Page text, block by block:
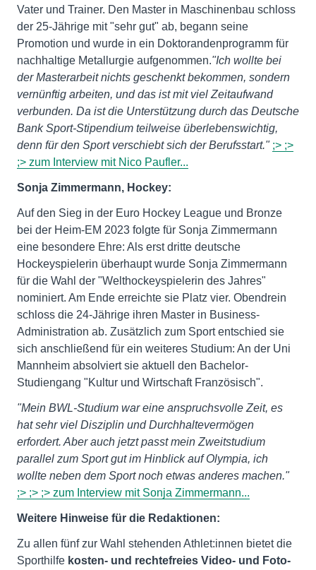
Vater und Trainer. Den Master in Maschinenbau schloss
der 25-Jährige mit "sehr gut" ab, begann seine
Promotion und wurde in ein Doktorandenprogramm für
nachhaltige Metallurgie aufgenommen."Ich wollte bei
der Masterarbeit nichts geschenkt bekommen, sondern
vernünftig arbeiten, und das ist mit viel Zeitaufwand
verbunden. Da ist die Unterstützung durch das Deutsche
Bank Sport-Stipendium teilweise überlebenswichtig,
denn für den Sport verschiebt sich der Berufsstart." ;> ;>
;> zum Interview mit Nico Paufler...
Sonja Zimmermann, Hockey:
Auf den Sieg in der Euro Hockey League und Bronze
bei der Heim-EM 2023 folgte für Sonja Zimmermann
eine besondere Ehre: Als erst dritte deutsche
Hockeyspielerin überhaupt wurde Sonja Zimmermann
für die Wahl der "Welthockeyspielerin des Jahres"
nominiert. Am Ende erreichte sie Platz vier. Obendrein
schloss die 24-Jährige ihren Master in Business-
Administration ab. Zusätzlich zum Sport entschied sie
sich anschließend für ein weiteres Studium: An der Uni
Mannheim absolviert sie aktuell den Bachelor-
Studiengang "Kultur und Wirtschaft Französisch".
"Mein BWL-Studium war eine anspruchsvolle Zeit, es
hat sehr viel Disziplin und Durchhaltevermögen
erfordert. Aber auch jetzt passt mein Zweitstudium
parallel zum Sport gut im Hinblick auf Olympia, ich
wollte neben dem Sport noch etwas anderes machen."
;> ;> ;> zum Interview mit Sonja Zimmermann...
Weitere Hinweise für die Redaktionen:
Zu allen fünf zur Wahl stehenden Athlet:innen bietet die
Sporthilfe kosten- und rechtefreies Video- und Foto-